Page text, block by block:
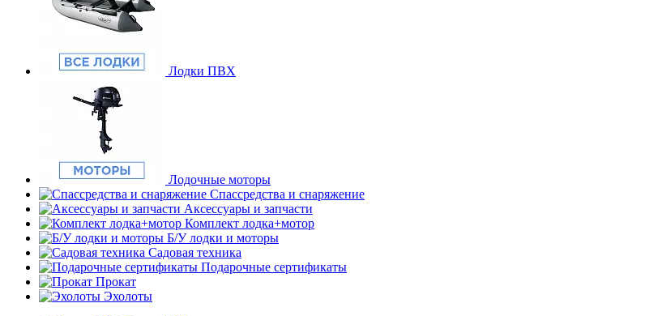
Лодки ПВХ
Лодочные моторы
Спассредства и снаряжение
Аксессуары и запчасти
Комплект лодка+мотор
Б/У лодки и моторы
Садовая техника
Подарочные сертификаты
Прокат
Эхолоты